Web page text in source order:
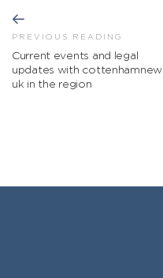
PREVIOUS READING
Current events and legal
updates with
uk in the region